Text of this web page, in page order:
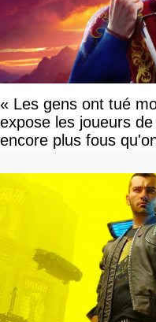
« Les gens ont tué
expose les joueurs
encore plus fous